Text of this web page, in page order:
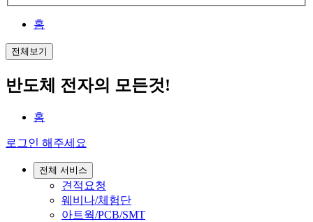
홈
전체보기
반도체 전자의 모든것!
홈
로그인 해주세요
전체 서비스
견적요청
웨비나/체험단
아트웍/PCB/SMT